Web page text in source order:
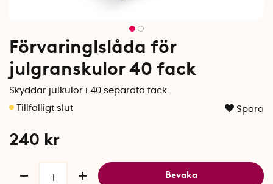
Förvaringlslåda för
julgranskulor 40 fack
Skyddar julkulor i 40 separata fack
Spara
240 kr
Bevaka